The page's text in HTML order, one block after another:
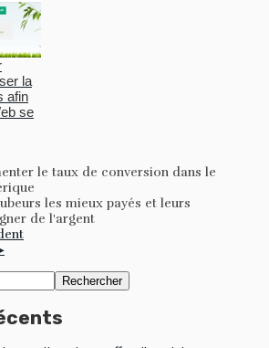
la
afin
se
le taux de conversion dans le
les mieux payés et leurs
de l'argent
Rechercher